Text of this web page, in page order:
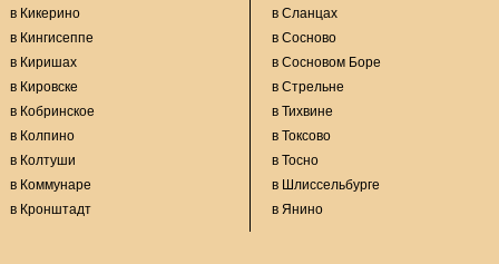
в Кикерино
в Кингисеппе
в Киришах
в Кировске
в Кобринское
в Колпино
в Колтуши
в Коммунаре
в Кронштадт
в Сланцах
в Сосново
в Сосновом Боре
в Стрельне
в Тихвине
в Токсово
в Тосно
в Шлиссельбурге
в Янино